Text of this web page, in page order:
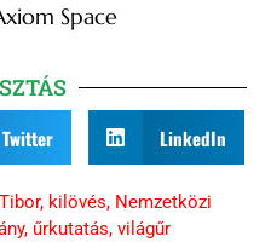
Space
Twitter LinkedIn
, kilövés, Nemzetközi
, űrkutatás, világűr